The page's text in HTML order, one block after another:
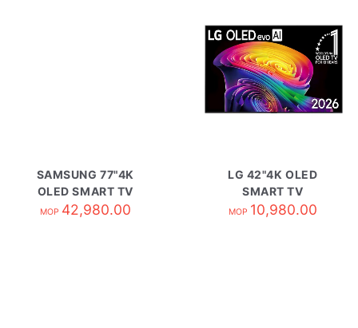
SAMSUNG 77"4K
OLED SMART TV
QA77S85HAEXZK
MOP 42,980.00
LG 42"4K OLED
SMART TV
OLED42C6PCA
MOP 10,980.00